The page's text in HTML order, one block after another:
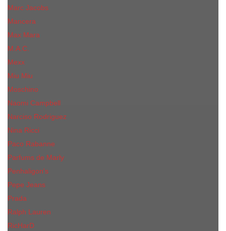
Marc Jacobs
Mancera
Max Mara
M.А.C.
Mexx
Miu Miu
Mоsсhino
Naomi Campbell
Narciso Rodriguez
Nina Ricci
Paco Rabanne
Parfums de Marly
Penhaligon's
Pepe Jeans
Prada
Ralph Lauren
RicHarD